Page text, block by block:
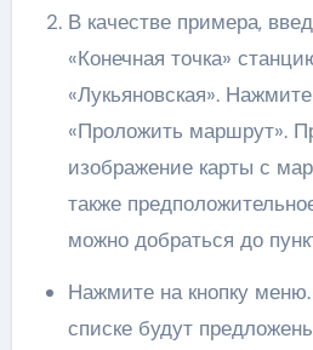
В качестве примера,
«Конечная точка»
«Лукьяновская».
«Проложить маршрут».
изображение карты с
также
можно добраться до
Нажмите на кнопку
списке будут